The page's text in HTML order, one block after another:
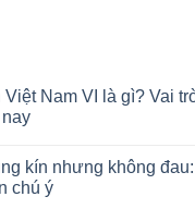
Nam VI là gì? Vai
kín nhưng không
chú ý